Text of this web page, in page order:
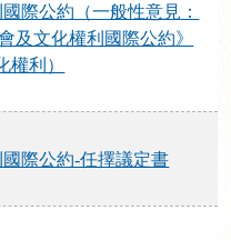
際公約（一般性意見：
及文化權利國際公約》
權利）
際公約-任擇議定書